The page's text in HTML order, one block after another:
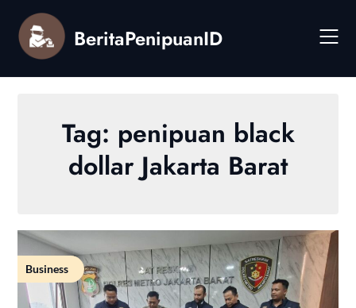
content
BeritaPenipuanID
Tag: penipuan black
dollar Jakarta Barat
Business